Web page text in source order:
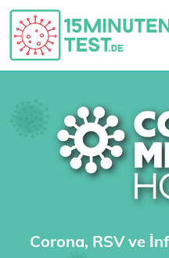
Corona, RSV ve